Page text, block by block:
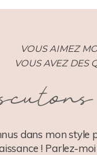
VOUS AIMEZ
VOUS AVEZ DES
dans mon
! Parlez-